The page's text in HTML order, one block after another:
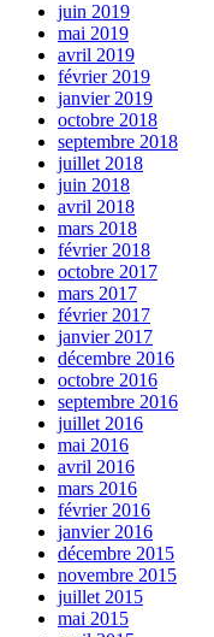
juin 2019
mai 2019
avril 2019
février 2019
janvier 2019
octobre 2018
septembre 2018
juillet 2018
juin 2018
avril 2018
mars 2018
février 2018
octobre 2017
mars 2017
février 2017
janvier 2017
décembre 2016
octobre 2016
septembre 2016
juillet 2016
mai 2016
avril 2016
mars 2016
février 2016
janvier 2016
décembre 2015
novembre 2015
juillet 2015
mai 2015